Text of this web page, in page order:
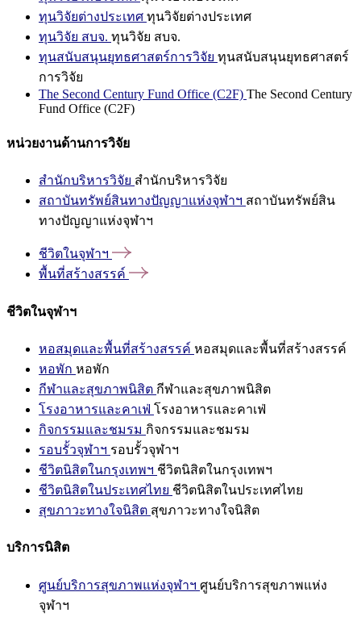
ทุนวิจัยต่างประเทศ ทุนวิจัยต่างประเทศ
ทุนวิจัย สบจ. ทุนวิจัย สบจ.
ทุนสนับสนุนยุทธศาสตร์การวิจัย ทุนสนับสนุนยุทธศาสตร์
การวิจัย
The Second Century Fund Office (C2F) The Second Century
Fund Office (C2F)
หน่วยงานด้านการวิจัย
สำนักบริหารวิจัย สำนักบริหารวิจัย
สถาบันทรัพย์สินทางปัญญาแห่งจุฬาฯ สถาบันทรัพย์สิน
ทางปัญญาแห่งจุฬาฯ
ชีวิตในจุฬาฯ
พื้นที่สร้างสรรค์
ชีวิตในจุฬาฯ
หอสมุดและพื้นที่สร้างสรรค์ หอสมุดและพื้นที่สร้างสรรค์
หอพัก หอพัก
กีฬาและสุขภาพนิสิต กีฬาและสุขภาพนิสิต
โรงอาหารและคาเฟ่ โรงอาหารและคาเฟ่
กิจกรรมและชมรม กิจกรรมและชมรม
รอบรั้วจุฬาฯ รอบรั้วจุฬาฯ
ชีวิตนิสิตในกรุงเทพฯ ชีวิตนิสิตในกรุงเทพฯ
ชีวิตนิสิตในประเทศไทย ชีวิตนิสิตในประเทศไทย
สุขภาวะทางใจนิสิต สุขภาวะทางใจนิสิต
บริการนิสิต
ศูนย์บริการสุขภาพแห่งจุฬาฯ ศูนย์บริการสุขภาพแห่ง
จุฬาฯ